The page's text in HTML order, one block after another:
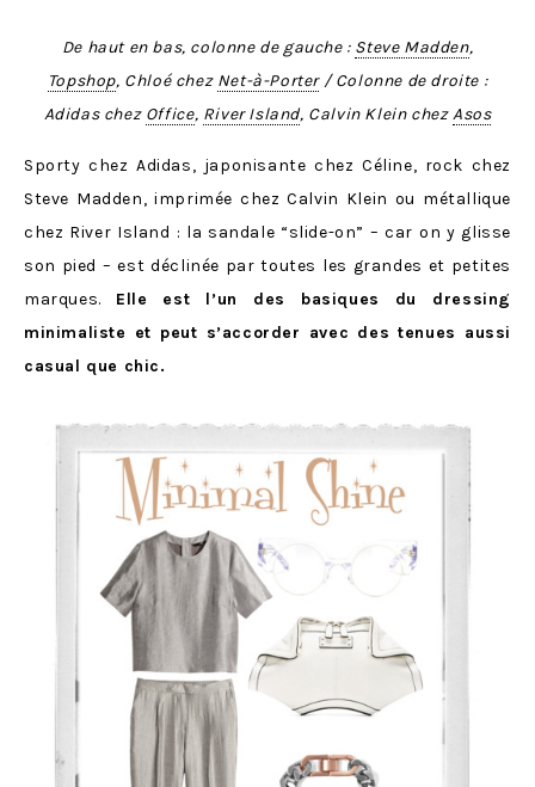
De haut en bas, colonne de gauche : Steve Madden,
Topshop, Chloé chez Net-à-Porter/ Colonne de droite :
Adidas chez Office, River Island, Calvin Klein chezAsos
Sporty chez Adidas, japonisante chez Céline, rock chez
Steve Madden, imprimée chez Calvin Klein ou métallique
chez River Island : la sandale “slide-on” – car on y glisse
son pied – est déclinée par toutes les grandes et petites
marques. Elle est l’un des basiques du dressing
minimaliste et peut s’accorder avec des tenues aussi
casual que chic.